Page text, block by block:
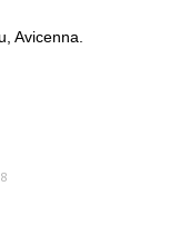
Avicenna.